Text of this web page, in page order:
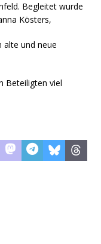
Begleitet wurde
Kösters,
alte und neue
Beteiligten viel